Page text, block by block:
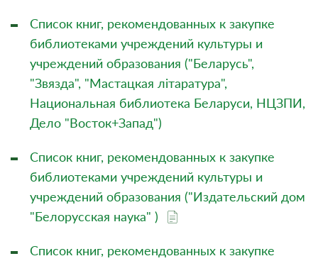
Список книг, рекомендованных к закупке
библиотеками учреждений культуры и
учреждений образования ("Беларусь",
"Звязда", "Мастацкая літаратура",
Национальная библиотека Беларуси, НЦЗПИ,
Дело "Восток+Запад")
Список книг, рекомендованных к закупке
библиотеками учреждений культуры и
учреждений образования ("Издательский дом
"Белорусская наука" )
Список книг, рекомендованных к закупке